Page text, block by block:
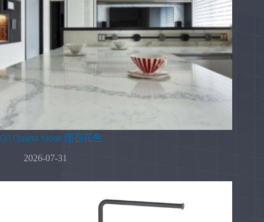
QJ Quartz Stone 闊石花色
2026-07-31